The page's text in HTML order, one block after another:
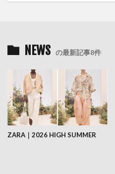
NEWS の最新記事8件
ZARA｜2026 HIGH SUMMER